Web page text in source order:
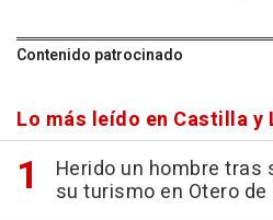
Contenido patrocinado
Lo más leído en Castilla y
Herido un hombre tras
su turismo en Otero